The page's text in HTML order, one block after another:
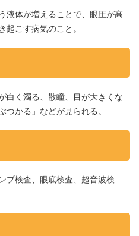
液体が増えることで、眼圧が高
起こす病気のこと。
白く濁る、散瞳、目が大きくな
つかる」などが見られる。
プ検査、眼底検査、超音波検